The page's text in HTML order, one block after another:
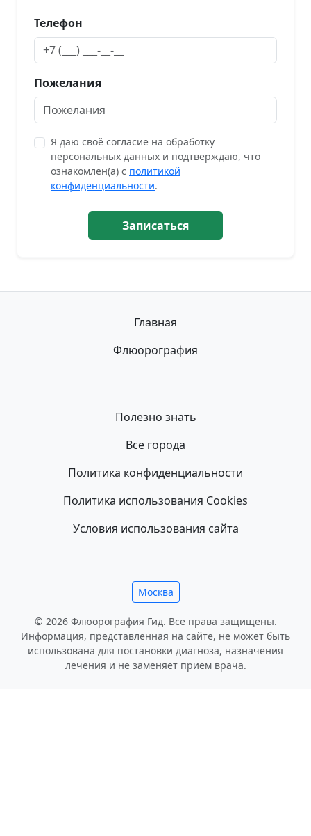
Телефон
Пожелания
Я даю своё согласие на обработку
персональных данных и подтверждаю, что
ознакомлен(а) с политикой
конфиденциальности.
Записаться
Главная
Флюорография
Полезно знать
Все города
Политика конфиденциальности
Политика использования Cookies
Условия использования сайта
Москва
© 2026 Флюорография Гид. Все права защищены.
Информация, представленная на сайте, не может быть
использована для постановки диагноза, назначения
лечения и не заменяет прием врача.